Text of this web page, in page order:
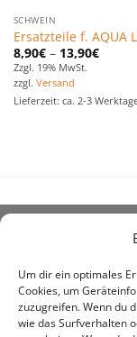
Um dir ein optimales
Cookies, um
zuzugreifen. Wenn du
wie das Surfverhalten
SCHWEIN
Ersatzteile f. AQUA
8,90€– 13,90€
Zzgl. 19% MwSt.
zzgl. Versand
Lieferzeit: ca. 2-3